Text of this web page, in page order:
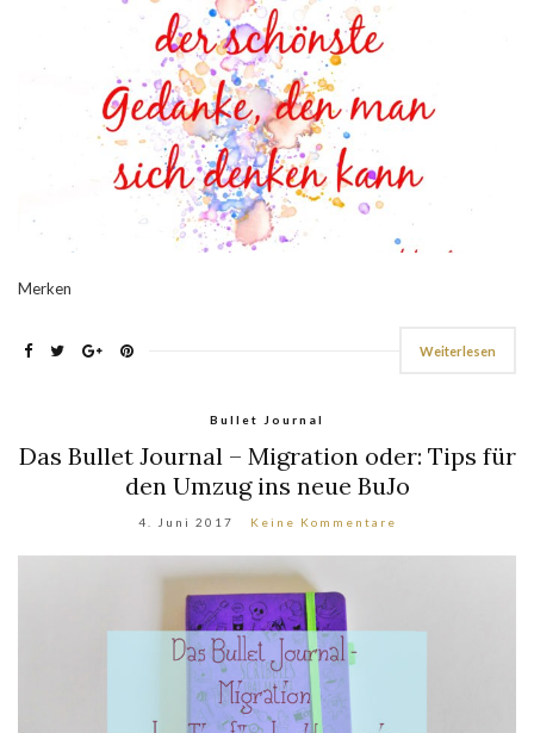
Merken
Weiterlesen
Bullet Journal
Das Bullet Journal – Migration oder: Tips für
den Umzug ins neue BuJo
4. Juni 2017 Keine Kommentare